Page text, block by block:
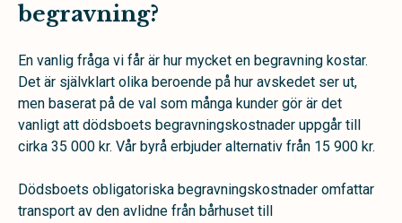
begravning?
En vanlig fråga vi får är hur mycket en begravning kostar.
Det är självklart olika beroende på hur avskedet ser ut,
men baserat på de val som många kunder gör är det
vanligt att dödsboets begravningskostnader uppgår till
cirka 35 000 kr. Vår byrå erbjuder alternativ från 15 900 kr.
Dödsboets obligatoriska begravningskostnader omfattar
transport av den avlidne från bårhuset till